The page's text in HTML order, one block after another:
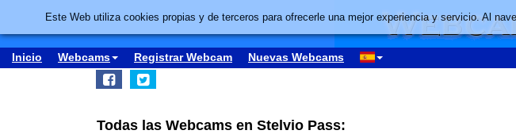
Inicio Webcams Registrar Webcam Nuevas Webcams
Todas las Webcams en Stelvio Pass:
Este Web utiliza cookies propias y de terceros para ofrecerle una mejor experiencia y servicio. Al